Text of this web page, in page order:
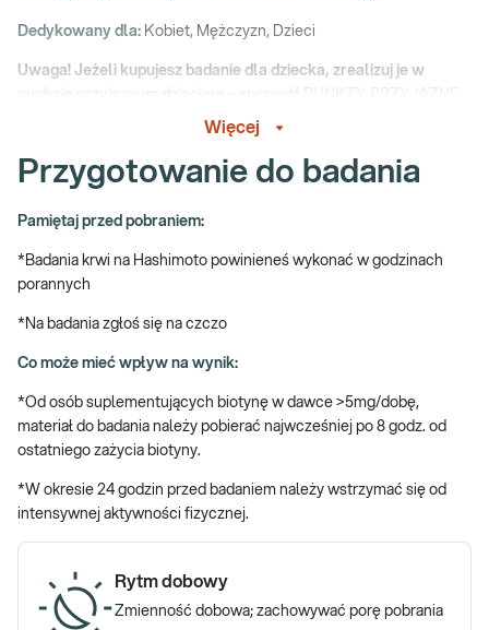
Dedykowany dla: Kobiet, Mężczyzn, Dzieci
Uwaga! Jeżeli kupujesz badanie dla dziecka, zrealizuj je w
Wskazany:
choroby Hashimoto
→ Przy występowaniu niepokojących objawów w postaci
nieuzasadnionego przybierania na wadze, pojawienia się zgrubienia
(wypadanie włosów, sucha i zimna skóra), zaburzeń koncentracji,
itp.
→ Do oceny ewentualnego wpływu choroby Hashimoto na ogólny
stan zdrowia
Zapalenie tarczycy typu Hashimoto – co to
za choroba?
Choroba Hashimoto to autoimmunologiczne zapalenie tarczycy,
co oznacza, że czynnikiem powodującym zapalenie gruczołu są
niszczące autoprzeciwciała skierowane przeciwko własnym
tkankom. Hashimoto diagnozowane jest u każdej płci i w każdej
Więcej
Przygotowanie do badania
Pamiętaj przed pobraniem:
*Badania krwi na Hashimoto powinieneś wykonać w godzinach
porannych
*Na badania zgłoś się na czczo
Co może mieć wpływ na wynik:
*Od osób suplementujących biotynę w dawce >5mg/dobę,
materiał do badania należy pobierać najwcześniej po 8 godz. od
ostatniego zażycia biotyny.
*W okresie 24 godzin przed badaniem należy wstrzymać się od
intensywnej aktywności fizycznej.
Rytm dobowy
Zmienność dobowa; zachowywać porę pobrania